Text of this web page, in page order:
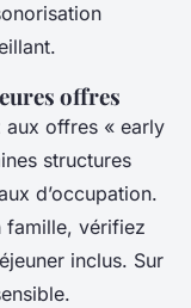
offres
aux offres « early
structures
d’occupation.
famille, vérifiez
inclus. Sur